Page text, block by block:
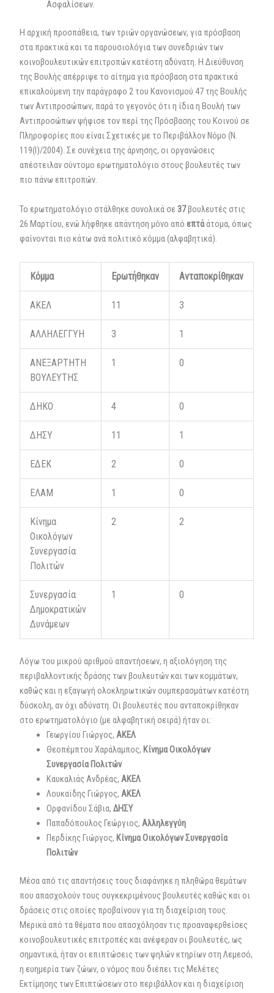
Ασφαλίσεων.
Η αρχική προσπάθεια, των τριών οργανώσεων, για πρόσβαση
στα πρακτικά και τα παρουσιολόγια των συνεδριών των
κοινοβουλευτικών επιτροπών κατέστη αδύνατη. Η Διεύθυνση
της Βουλής απέρριψε το αίτημα για πρόσβαση στα πρακτικά
επικαλούμενη την παράγραφο 2 του Κανονισμού 47 της Βουλής
των Αντιπροσώπων, παρά το γεγονός ότι η ίδια η Βουλή των
Αντιπροσώπων ψήφισε τον περί της Πρόσβασης του Κοινού σε
Πληροφορίες που είναι Σχετικές με το Περιβάλλον Νόμο (Ν.
119(I)/2004). Σε συνέχεια της άρνησης, οι οργανώσεις
απέστειλαν σύντομο ερωτηματολόγιο στους βουλευτές των
πιο πάνω επιτροπών.
Το ερωτηματολόγιο στάλθηκε συνολικά σε 37βουλευτές στις
26 Μαρτίου, ενώ λήφθηκε απάντηση μόνο από επτάάτομα, όπως
φαίνονται πιο κάτω ανά πολιτικό κόμμα (αλφαβητικά).
Κόμμα Ερωτήθηκαν Ανταποκρίθηκαν
ΑΚΕΛ 11 3
ΑΛΛΗΛΕΓΓΥΗ 3 1
ΑΝΕΞΑΡΤΗΤΗ
ΒΟΥΛΕΥΤΗΣ
1 0
ΔΗΚΟ 4 0
ΔΗΣΥ 11 1
ΕΔΕΚ 2 0
ΕΛΑΜ 1 0
Κίνημα
Οικολόγων
Συνεργασία
Πολιτών
2 2
Συνεργασία
Δημοκρατικών
Δυνάμεων
1 0
Λόγω του μικρού αριθμού απαντήσεων, η αξιολόγηση της
περιβαλλοντικής δράσης των βουλευτών και των κομμάτων,
καθώς και η εξαγωγή ολοκληρωτικών συμπερασμάτων κατέστη
δύσκολη, αν όχι αδύνατη. Οι βουλευτές που ανταποκρίθηκαν
στο ερωτηματολόγιο (με αλφαβητική σειρά) ήταν οι:
Γεωργίου Γιώργος,ΑΚΕΛ
Θεοπέμπτου Χαράλαμπος, Κίνημα Οικολόγων
Συνεργασία Πολιτών
Καυκαλιάς Ανδρέας,ΑΚΕΛ
Λουκαϊδης Γιώργος,ΑΚΕΛ
Ορφανίδου Σάβια,ΔΗΣΥ
Παπαδόπουλος Γεώργιος,Αλληλεγγύη
Περδίκης Γιώργος, Κίνημα Οικολόγων Συνεργασία
Πολιτών
Μέσα από τις απαντήσεις τους διαφάνηκε η πληθώρα θεμάτων
που απασχολούν τους συγκεκριμένους βουλευτές καθώς και οι
δράσεις στις οποίες προβαίνουν για τη διαχείριση τους.
Μερικά από τα θέματα που απασχόλησαν τις προαναφερθείσες
κοινοβουλευτικές επιτροπές και ανέφεραν οι βουλευτές, ως
σημαντικά, ήταν οι επιπτώσεις των ψηλών κτηρίων στη Λεμεσό,
η ευημερία των ζώων, ο νόμος που διέπει τις Μελέτες
Εκτίμησης των Επιπτώσεων στο περιβάλλον και η διαχείριση